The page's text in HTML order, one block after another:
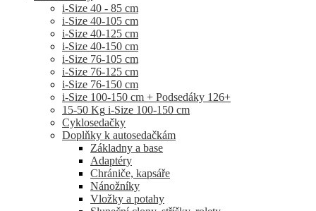
i-Size 40 - 85 cm
i-Size 40-105 cm
i-Size 40-125 cm
i-Size 40-150 cm
i-Size 76-105 cm
i-Size 76-125 cm
i-Size 76-150 cm
i-Size 100-150 cm + Podsedáky 126+
15-50 Kg i-Size 100-150 cm
Cyklosedačky
Doplňky k autosedačkám
Základny a base
Adaptéry
Chrániče, kapsáře
Nánožníky
Vložky a potahy